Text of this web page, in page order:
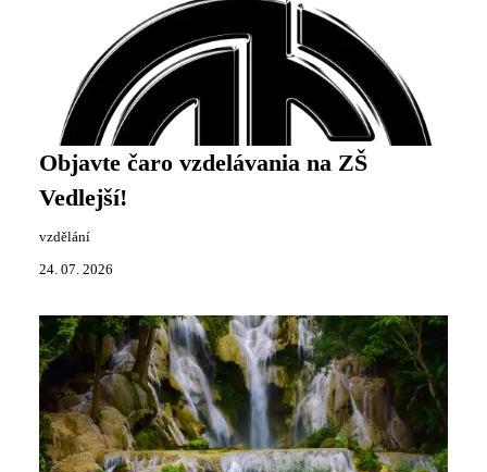
Objavte čaro vzdelávania na ZŠ
Vedlejší!
vzdělání
24. 07. 2026